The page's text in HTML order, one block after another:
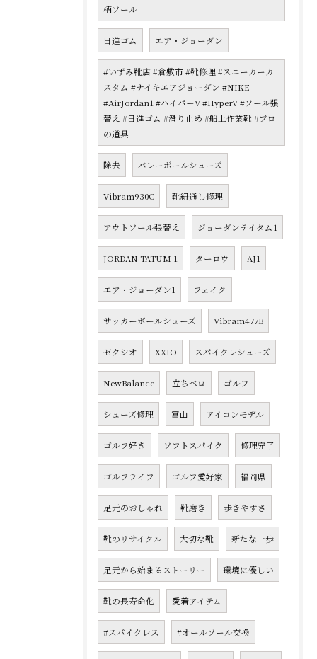
柄ソール
日進ゴム エア・ジョーダン
#いずみ靴店 #倉敷市 #靴修理 #スニーカーカ
スタム #ナイキエアジョーダン #NIKE
#AirJordan1 #ハイパーV #HyperV #ソール張
替え #日進ゴム #滑り止め #船上作業靴 #プロ
の道具
除去 バレーボールシューズ
Vibram930C 靴紐通し修理
アウトソール張替え ジョーダンテイタム1
JORDAN TATUM 1 ターロウ AJ1
エア・ジョーダン1 フェイク
サッカーボールシューズ Vibram477B
ゼクシオ XXIO スパイクレシューズ
NewBalance 立ちベロ ゴルフ
シューズ修理 富山 アイコンモデル
ゴルフ好き ソフトスパイク 修理完了
ゴルフライフ ゴルフ愛好家 福岡県
足元のおしゃれ 靴磨き 歩きやすさ
靴のリサイクル 大切な靴 新たな一歩
足元から始まるストーリー 環境に優しい
靴の長寿命化 愛着アイテム
#スパイクレス #オールソール交換